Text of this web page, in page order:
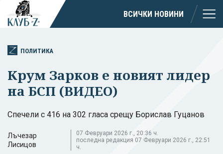
ВСИЧКИ НОВИНИ
ПОЛИТИКА
Крум Зарков е новият лидер
на БСП (ВИДЕО)
Спечели с 416 на 302 гласа срещу Борислав Гуцанов
Лъчезар
Лисицов
07 Февруари 2026 г., 20:36 ч.
последна редакция 07 Февруари 2026 г., 22:51
ч.